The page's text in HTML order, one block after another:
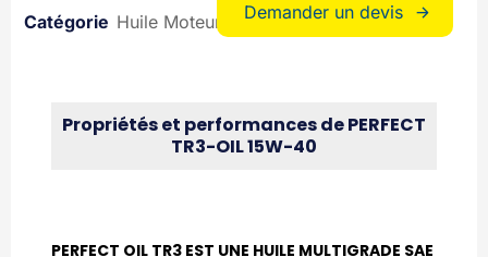
Huile Moteurs
Huiles lubrifiantes
Demander un devis
Propriétés et performances de PERFECT
TR3-OIL 15W-40
PERFECT OIL TR3 EST UNE HUILE MULTIGRADE SAE